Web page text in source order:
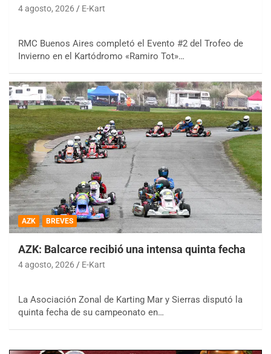
4 agosto, 2026 E-Kart
RMC Buenos Aires completó el Evento #2 del Trofeo de
Invierno en el Kartódromo «Ramiro Tot»…
AZK BREVES
AZK: Balcarce recibió una intensa quinta fecha
4 agosto, 2026 E-Kart
La Asociación Zonal de Karting Mar y Sierras disputó la
quinta fecha de su campeonato en…